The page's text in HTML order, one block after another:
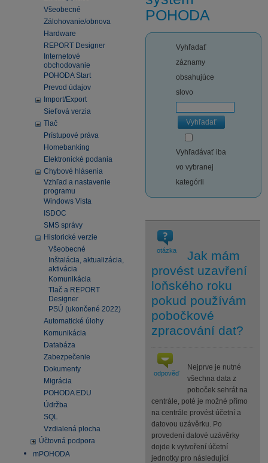
Všeobecné
Zálohovanie/obnova
Hardware
REPORT Designer
Internetové
obchodovanie
POHODA Start
Prevod údajov
Import/Export
Sieťová verzia
Tlač
Prístupové práva
Homebanking
Elektronické podania
Chybové hlásenia
Vzhľad a nastavenie
programu
Windows Vista
ISDOC
SMS správy
Historické verzie
Všeobecné
Inštalácia, aktualizácia,
aktivácia
Komunikácia
Tlač a REPORT
Designer
PSÚ (ukončené 2022)
Automatické úlohy
Komunikácia
Databáza
Zabezpečenie
Dokumenty
Migrácia
POHODA EDU
Údržba
SQL
Vzdialená plocha
Účtovná podpora
mPOHODA
POHODA
Vyhľadať
záznamy
obsahujúce
slovo
Vyhľadať
Vyhľadávať iba
vo vybranej
kategórii
otázka
Jak mám
provést uzavření
loňského roku
pokud používám
pobočkové
zpracování dat?
odpověď
Nejprve je nutné
všechna data z
poboček sehrát na
centrále, poté je možné přímo
na centrále provést účetní a
datovou uzávěrku. Po
provedení datové uzávěrky
dojde k vytvoření účetní
jednotky pro následující